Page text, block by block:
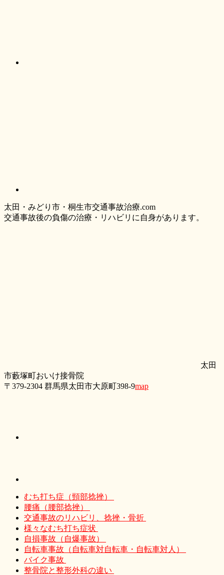
太田・ みどり 市・ 桐生市交通事故治療.com
交通事故後の負傷の治療・リハビリに自身があります。
太田
市藪塚町おいけ接骨院
〒379-2304 群馬県太田市大原町398-9map
むち打ち症（頸部捻挫）
腰痛（腰部捻挫）
交通事故のリハビリ、捻挫・骨折
様々なむち打ち症状
自損事故（自爆事故）
自転車事故（自転車対自転車・自転車対人）
バイク事故
整骨院と整形外科の違い